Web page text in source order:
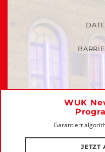
WUK
Garantiert
JETZT